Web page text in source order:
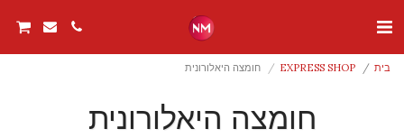
בית EXPRESS SHOP חומצה היאלורונית
חומצה היאלורונית